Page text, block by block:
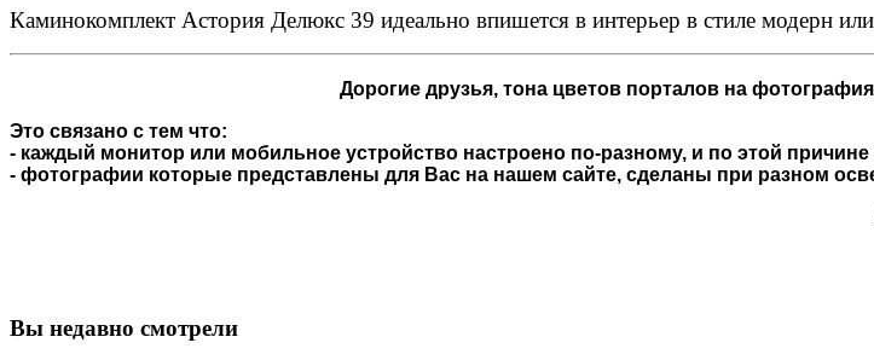
Каминокомплект Астория Делюкс 39 идеально впишется в интерьер в стиле модерн
Дорогие друзья, тона цветов порталов на
Это связано с тем что:
- каждый монитор или мобильное устройство настроено по-разному, и по этой
- фотографии которые представлены для Вас на нашем сайте, сделаны при разном
Вы недавно смотрели